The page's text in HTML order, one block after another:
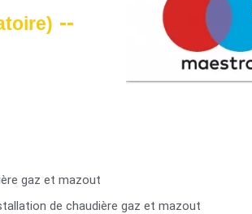
) --
gaz et mazout
de chaudière gaz et mazout